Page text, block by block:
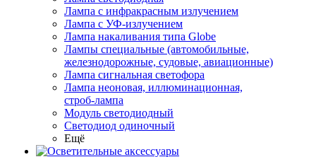
Лампа с инфракрасным излучением
Лампа с УФ-излучением
Лампа накаливания типа Globe
Лампы специальные (автомобильные,
железнодорожные, судовые, авиационные)
Лампа сигнальная светофора
Лампа неоновая, иллюминационная,
строб-лампа
Модуль светодиодный
Светодиод одиночный
Ещё